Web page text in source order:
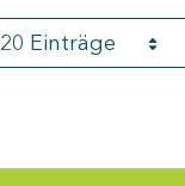
20 Einträge